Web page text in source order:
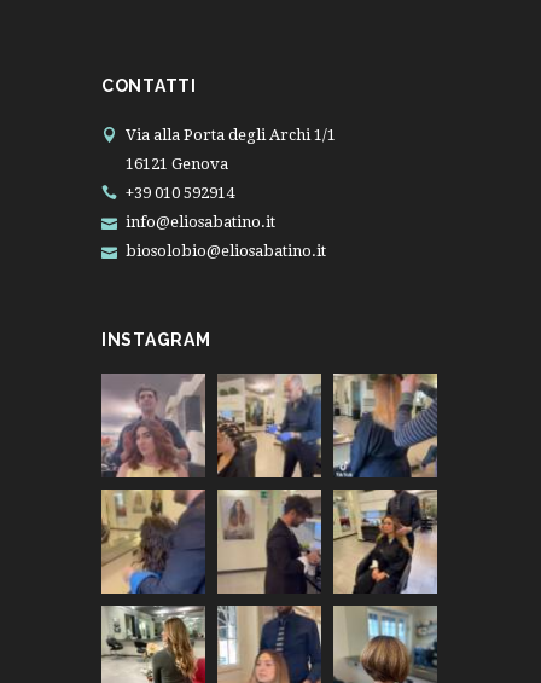
CONTATTI
Via alla Porta degli Archi 1/1
16121 Genova
+39 010 592914
info@eliosabatino.it
biosolobio@eliosabatino.it
INSTAGRAM